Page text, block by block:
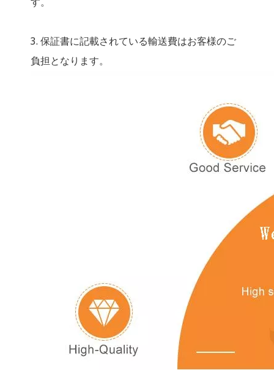
3. 保証書に記載されている輸送費はお客様のご
負担となります。